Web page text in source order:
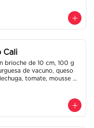
y una bebida de
Cali
brioche de 10 cm, 100 g
de vacuno, queso
tomate, mousse de
salsa de la casa de
y una bebida de